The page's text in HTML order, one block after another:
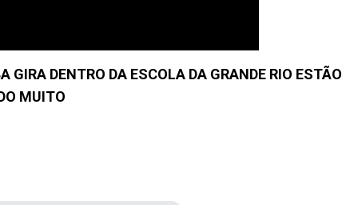
GIRA DENTRO DA ESCOLA DA GRANDE RIO ESTÃO
MUITO